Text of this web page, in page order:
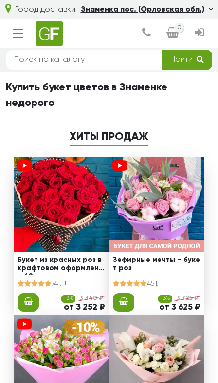
Город доставки: Знаменка пос. (Орловская обл.)
0
Найти
Купить букет цветов в Знаменке
недорого
ХИТЫ ПРОДАЖ
Букет из красных роз в
крафтовом оформлени
и 60 см
74
-3% 3 340 ₽
от 3 252 ₽
Зефирные мечты – буке
т роз
45
-3% 3 725 ₽
от 3 625 ₽